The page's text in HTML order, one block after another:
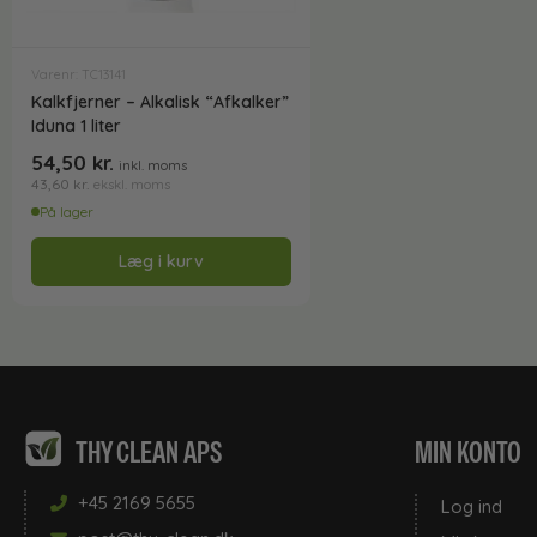
Varenr: TC13141
Kalkfjerner – Alkalisk “Afkalker”
Iduna 1 liter
54,50 kr. inkl. moms
43,60 kr. ekskl. moms
På lager
Læg i kurv
THY CLEAN APS
+45 2169 5655
MIN KONTO
Log ind